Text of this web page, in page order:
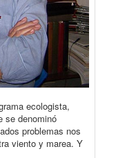
ecologista,
se denominó
problemas nos
viento y marea. Y